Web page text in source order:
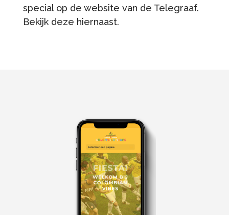
special op de website van de Telegraaf.
Bekijk deze hiernaast.